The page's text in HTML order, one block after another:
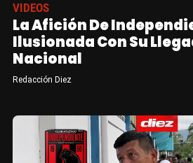
VIDEOS
La Afición De
Ilusionada Con Su
Nacional
Redacción Diez